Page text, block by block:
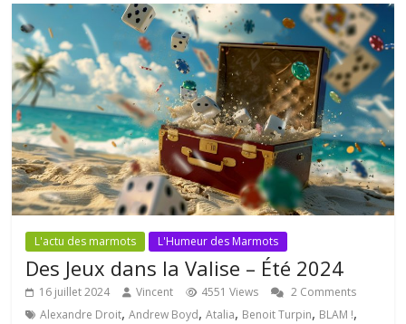
L'actu des marmots L'Humeur des Marmots
Des Jeux dans la Valise – Été 2024
16 juillet 2024 Vincent 4551 Views
2 Comments
Alexandre Droit,Andrew Boyd,Atalia, Benoit Turpin, BLAM !,